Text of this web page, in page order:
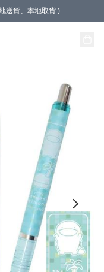
送貨、本地取貨 )